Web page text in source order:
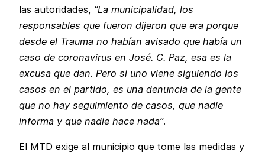
las autoridades, “La municipalidad, los
responsables que fueron dijeron que era porque
desde el Trauma no habían avisado que había un
caso de coronavirus en José. C. Paz, esa es la
excusa que dan. Pero si uno viene siguiendo los
casos en el partido, es una denuncia de la gente
que no hay seguimiento de casos, que nadie
informa y que nadie hace nada”.
El MTD exige al municipio que tome las medidas y